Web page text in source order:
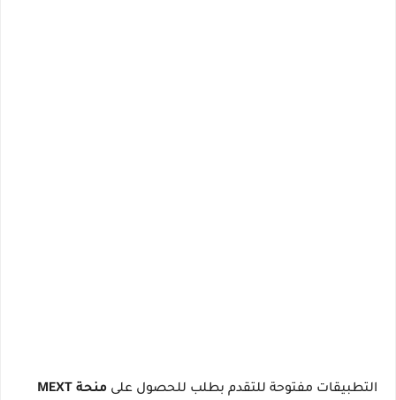
التطبيقات مفتوحة للتقدم بطلب للحصول على منحة MEXT